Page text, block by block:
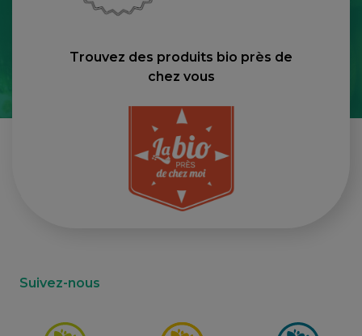
Trouvez des produits bio près de
chez vous
Suivez-nous